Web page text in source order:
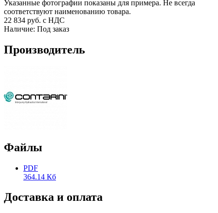
Указанные фотографии показаны для примера. Не всегда
соответствуют наименованию товара.
22 834 руб. с НДС
Наличие: Под заказ
Производитель
Файлы
PDF
364.14 Кб
Доставка и оплата